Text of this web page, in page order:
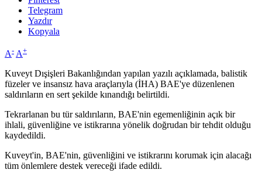
Telegram
Yazdır
Kopyala
A- A+
Kuveyt Dışişleri Bakanlığından yapılan yazılı açıklamada, balistik
füzeler ve insansız hava araçlarıyla (İHA) BAE'ye düzenlenen
saldırıların en sert şekilde kınandığı belirtildi.
Tekrarlanan bu tür saldırıların, BAE'nin egemenliğinin açık bir
ihlali, güvenliğine ve istikrarına yönelik doğrudan bir tehdit olduğu
kaydedildi.
Kuveyt'in, BAE'nin, güvenliğini ve istikrarını korumak için alacağı
tüm önlemlere destek vereceği ifade edildi.